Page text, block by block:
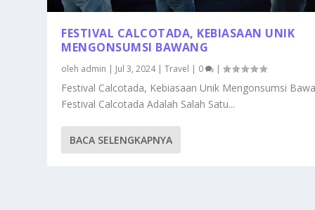
FESTIVAL CALCOTADA, KEBIASAAN UNIK
MENGONSUMSI BAWANG
oleh admin | Jul 3, 2024|Travel | 0 |
Festival Calcotada, Kebiasaan Unik Mengonsumsi
Festival Calcotada Adalah Salah Satu...
BACA SELENGKAPNYA